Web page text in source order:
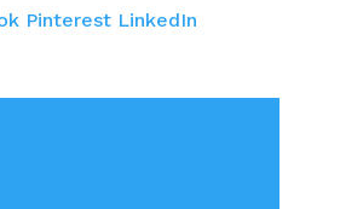
Pinterest LinkedIn